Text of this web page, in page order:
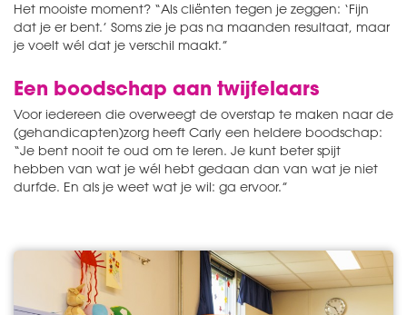
Het mooiste moment? “Als cliënten tegen je zeggen: ‘Fijn
dat je er bent.’ Soms zie je pas na maanden resultaat, maar
je voelt wél dat je verschil maakt.”
Een boodschap aan twijfelaars
Voor iedereen die overweegt de overstap te maken naar de
(gehandicapten)zorg heeft Carly een heldere boodschap:
“Je bent nooit te oud om te leren. Je kunt beter spijt
hebben van wat je wél hebt gedaan dan van wat je niet
durfde. En als je weet wat je wil: ga ervoor.”